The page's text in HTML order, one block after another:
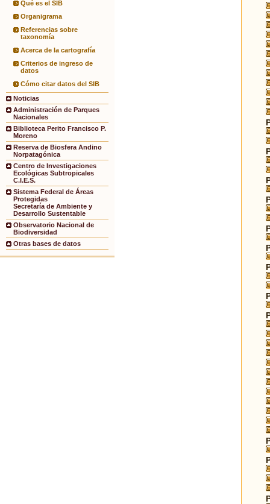
Qué es el SIB
Organigrama
Referencias sobre
taxonomía
Acerca de la cartografía
Criterios de ingreso de
datos
Cómo citar datos del SIB
Noticias
Administración de Parques
Nacionales
Biblioteca Perito Francisco P.
Moreno
Reserva de Biosfera Andino
Norpatagónica
Centro de Investigaciones
Ecológicas Subtropicales
C.I.E.S.
Sistema Federal de Áreas
Protegidas
Secretaría de Ambiente y
Desarrollo Sustentable
Observatorio Nacional de
Biodiversidad
Otras bases de datos